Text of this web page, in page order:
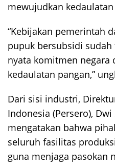
mewujudkan
“Kebijakan pemerintah
pupuk bersubsidi
nyata komitmen negara
kedaulatan pangan,”
Dari sisi industri,
Indonesia (Persero),
mengatakan bahwa
seluruh fasilitas
guna menjaga pasokan